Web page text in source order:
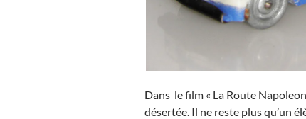
Dans le film « La Route
désertée. Il ne reste plus qu’un